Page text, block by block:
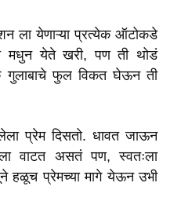
ला येणाऱ्या प्रत्येक ऑटोकडे
मधुन येते खरी, पण ती थोडं
फुल विकत घेऊन ती
प्रेम दिसतो. धावत जाऊन
वाटत असतं पण, स्वतःला
हळूच प्रेमच्या मागे येऊन उभी